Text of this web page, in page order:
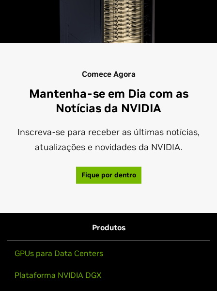
Comece Agora
Mantenha-se em Dia com as
Notícias da NVIDIA
Inscreva-se para receber as últimas notícias,
atualizações e novidades da NVIDIA.
Fique por dentro
Produtos
GPUs para Data Centers
Plataforma NVIDIA DGX